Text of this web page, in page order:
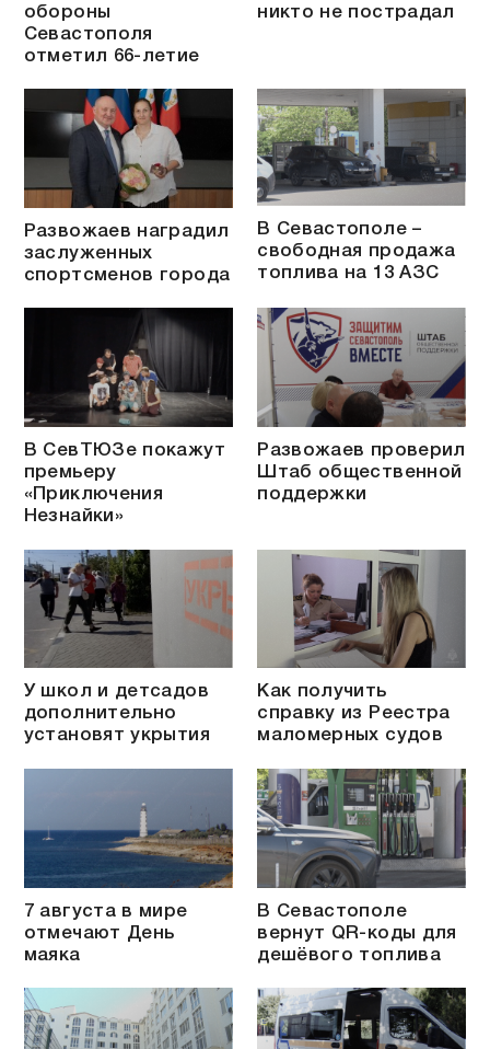
обороны
Севастополя
отметил 66-летие
никто не пострадал
Развожаев наградил
заслуженных
спортсменов города
В Севастополе –
свободная продажа
топлива на 13 АЗС
В СевТЮЗе покажут
премьеру
«Приключения
Незнайки»
Развожаев проверил
Штаб общественной
поддержки
У школ и детсадов
дополнительно
установят укрытия
Как получить
справку из Реестра
маломерных судов
7 августа в мире
отмечают День
маяка
В Севастополе
вернут QR-коды для
дешёвого топлива